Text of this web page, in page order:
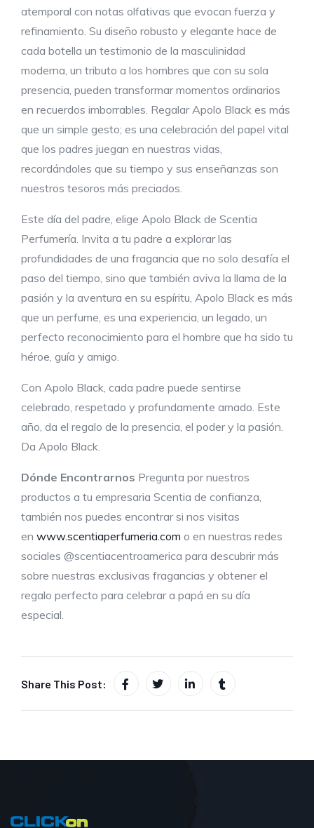
atemporal con notas olfativas que evocan fuerza y
refinamiento. Su diseño robusto y elegante hace de
cada botella un testimonio de la masculinidad
moderna, un tributo a los hombres que con su sola
presencia, pueden transformar momentos ordinarios
en recuerdos imborrables. Regalar Apolo Black es más
que un simple gesto; es una celebración del papel vital
que los padres juegan en nuestras vidas,
recordándoles que su tiempo y sus enseñanzas son
nuestros tesoros más preciados.
Este día del padre, elige Apolo Black de Scentia
Perfumería. Invita a tu padre a explorar las
profundidades de una fragancia que no solo desafía el
paso del tiempo, sino que también aviva la llama de la
pasión y la aventura en su espíritu, Apolo Black es más
que un perfume, es una experiencia, un legado, un
perfecto reconocimiento para el hombre que ha sido tu
héroe, guía y amigo.
Con Apolo Black, cada padre puede sentirse
celebrado, respetado y profundamente amado. Este
año, da el regalo de la presencia, el poder y la pasión.
Da Apolo Black.
Dónde Encontrarnos Pregunta por nuestros
productos a tu empresaria Scentia de confianza,
también nos puedes encontrar si nos visitas
en www.scentiaperfumeria.com o en nuestras redes
sociales @scentiacentroamerica para descubrir más
sobre nuestras exclusivas fragancias y obtener el
regalo perfecto para celebrar a papá en su día
especial.
Share This Post: